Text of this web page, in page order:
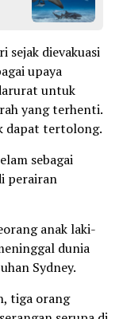
sejak dievakuasi
upaya
untuk
yang terhenti.
dapat tertolong.
sebagai
perairan
anak laki-
dunia
Sydney.
tiga orang